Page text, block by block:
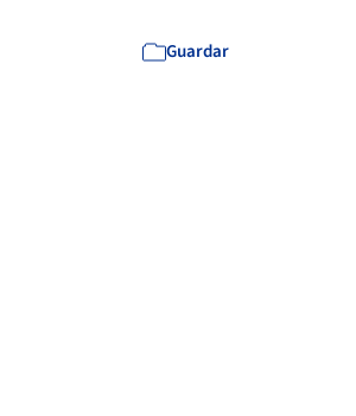
Guardar